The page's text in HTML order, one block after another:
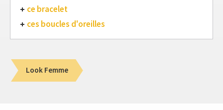
ce bracelet
ces boucles d'oreilles
Look Femme